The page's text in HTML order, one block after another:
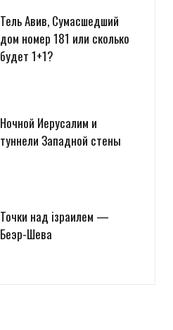
Тель Авив, Сумасшедший
дом номер 181 или сколько
будет 1+1?
Ночной Иерусалим и
туннели Западной стены
Точки над iзраилем —
Беэр-Шева